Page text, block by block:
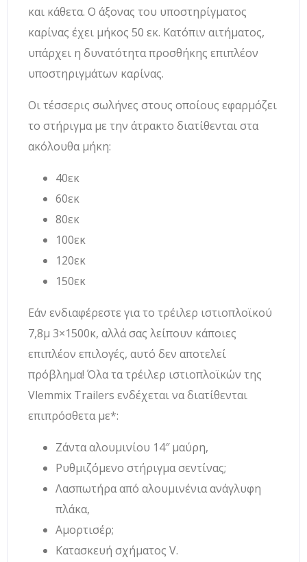
και κάθετα. Ο άξονας του υποστηρίγματος
καρίνας έχει μήκος 50 εκ. Κατόπιν αιτήματος,
υπάρχει η δυνατότητα προσθήκης επιπλέον
υποστηριγμάτων καρίνας.
Οι τέσσερις σωλήνες στους οποίους εφαρμόζει
το στήριγμα με την άτρακτο διατίθενται στα
ακόλουθα μήκη:
40εκ
60εκ
80εκ
100εκ
120εκ
150εκ
Εάν ενδιαφέρεστε για το τρέιλερ ιστιοπλοϊκού
7,8μ 3×1500κ, αλλά σας λείπουν κάποιες
επιπλέον επιλογές, αυτό δεν αποτελεί
πρόβλημα! Όλα τα τρέιλερ ιστιοπλοϊκών της
Vlemmix Trailers ενδέχεται να διατίθενται
επιπρόσθετα με*:
Ζάντα αλουμινίου 14″ μαύρη,
Ρυθμιζόμενο στήριγμα σεντίνας;
Λασπωτήρα από αλουμινένια ανάγλυφη
πλάκα,
Αμορτισέρ;
Κατασκευή σχήματος V.